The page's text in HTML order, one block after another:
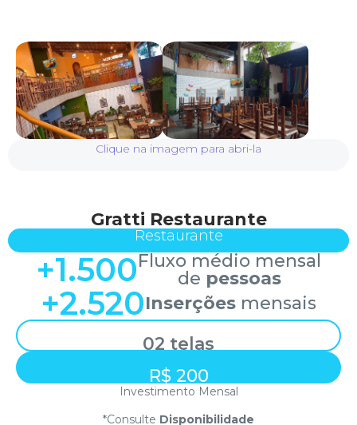
Gratti Restaurante
Restaurante
+1.500Fluxo médio mensal
de pessoas
+2.520Inserções mensais
02 telas
R$ 200
Investimento Mensal
*Consulte Disponibilidade
Clique na imagem para abri-la